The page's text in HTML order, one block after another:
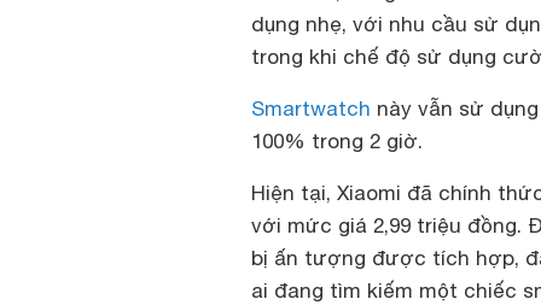
dụng nhẹ, với nhu cầu sử
trong khi chế độ sử dụng
Smartwatch này vẫn sử
100% trong 2 giờ.
Hiện tại, Xiaomi đã chính
với mức giá 2,99 triệu đồng.
bị ấn tượng được tích hợp,
ai đang tìm kiếm một chiếc